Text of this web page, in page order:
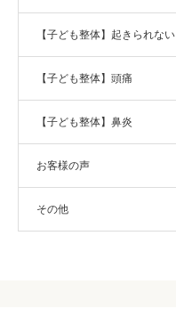
【子ども整体】起きられない
【子ども整体】頭痛
【子ども整体】鼻炎
お客様の声
その他